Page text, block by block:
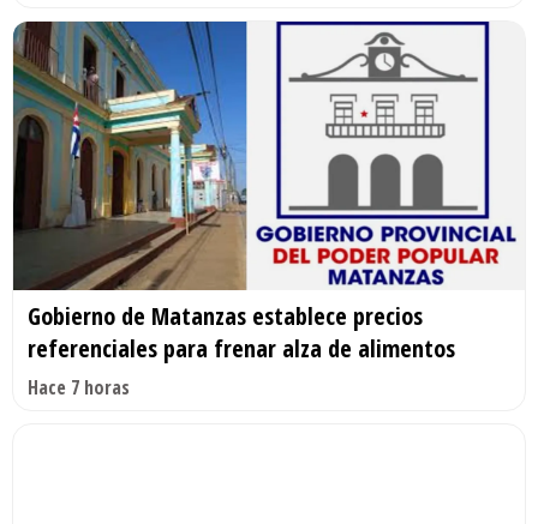
Gobierno de Matanzas establece precios
referenciales para frenar alza de alimentos
Hace 7 horas